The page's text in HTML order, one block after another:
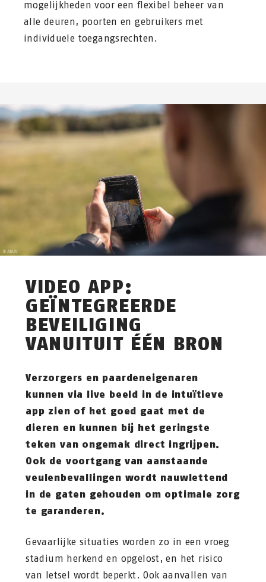
mogelijkheden voor een flexibel beheer van
alle deuren, poorten en gebruikers met
individuele toegangsrechten.
VIDEO APP:
GEÏNTEGREERDE
BEVEILIGING
VANUITUIT ÉÉN BRON
Verzorgers en paardeneigenaren
kunnen via live beeld in de intuïtieve
app zien of het goed gaat met de
dieren en kunnen bij het geringste
teken van ongemak direct ingrijpen.
Ook de voortgang van aanstaande
veulenbevallingen wordt nauwlettend
in de gaten gehouden om optimale zorg
te garanderen.
Gevaarlijke situaties worden zo in een vroeg
stadium herkend en opgelost, en het risico
van letsel wordt beperkt. Ook aanvallen van